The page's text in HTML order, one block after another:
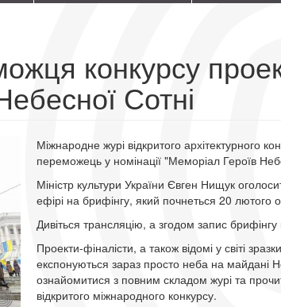
конкурсу
Сотні
Міжнародне журі відкритого архітектурного
переможець у номінації "Меморіал Героїв
Міністр культури України Євген Нищук
ефірі на брифінгу, який почнеться 20 лютого
Дивіться трансляцію, а згодом запис брифінгу
Проекти-фіналісти, а також відомі у світі
експонуються зараз просто неба на майдані
ознайомитися з повним складом журі та
відкритого міжнародного конкурсу.